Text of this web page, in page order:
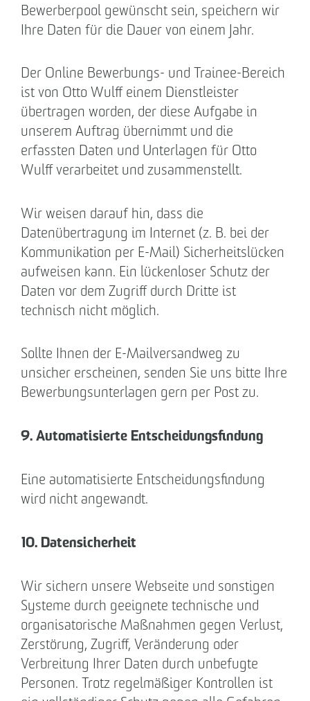
Bewerberpool gewünscht sein, speichern wir
Ihre Daten für die Dauer von einem Jahr.
Der Online Bewerbungs- und Trainee-Bereich
ist von Otto Wulff einem Dienstleister
übertragen worden, der diese Aufgabe in
unserem Auftrag übernimmt und die
erfassten Daten und Unterlagen für Otto
Wulff verarbeitet und zusammenstellt.
Wir weisen darauf hin, dass die
Datenübertragung im Internet (z. B. bei der
Kommunikation per E-Mail) Sicherheitslücken
aufweisen kann. Ein lückenloser Schutz der
Daten vor dem Zugriff durch Dritte ist
technisch nicht möglich.
Sollte Ihnen der E-Mailversandweg zu
unsicher erscheinen, senden Sie uns bitte Ihre
Bewerbungsunterlagen gern per Post zu.
9. Automatisierte Entscheidungsfindung
Eine automatisierte Entscheidungsfindung
wird nicht angewandt.
10. Datensicherheit
Wir sichern unsere Webseite und sonstigen
Systeme durch geeignete technische und
organisatorische Maßnahmen gegen Verlust,
Zerstörung, Zugriff, Veränderung oder
Verbreitung Ihrer Daten durch unbefugte
Personen. Trotz regelmäßiger Kontrollen ist